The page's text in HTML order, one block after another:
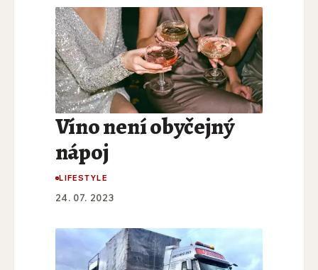
Víno není obyčejný
nápoj
LIFESTYLE
24. 07. 2023